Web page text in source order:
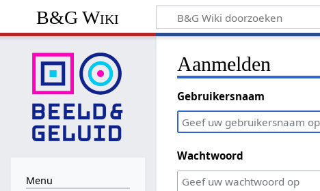
B&G Wiki
Aanmelden
Gebruikersnaam
Wachtwoord
Menu